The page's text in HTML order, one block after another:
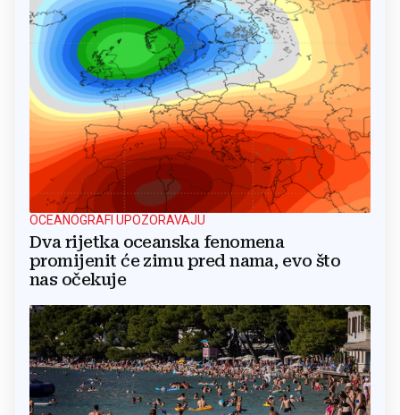
OCEANOGRAFI UPOZORAVAJU
Dva rijetka oceanska fenomena
promijenit će zimu pred nama, evo što
nas očekuje